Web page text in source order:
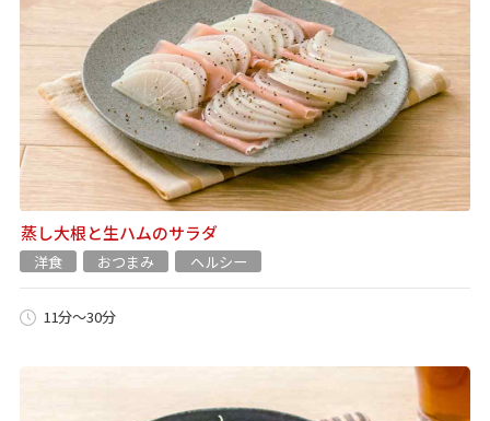
蒸し大根と生ハムのサラダ
洋食 おつまみ ヘルシー
11分～30分